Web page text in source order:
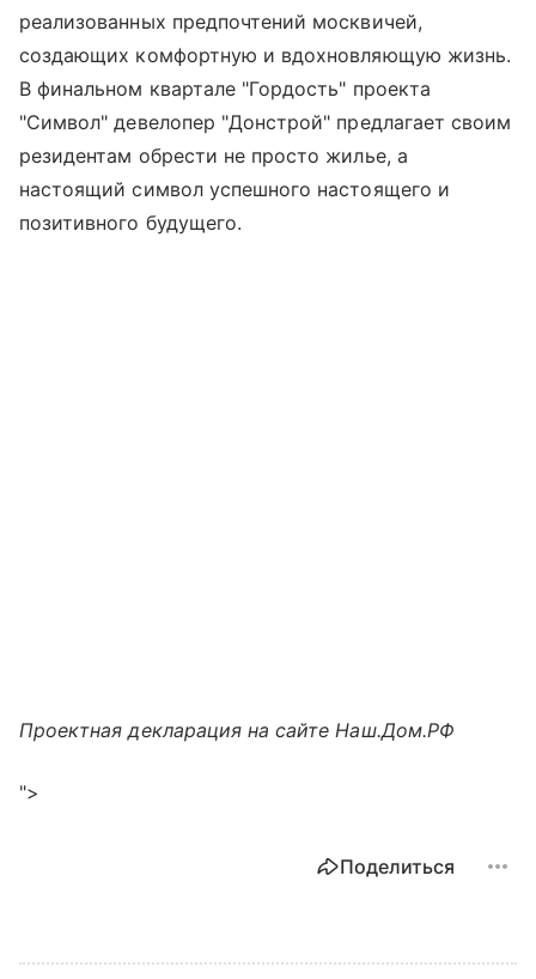
реализованных предпочтений москвичей,
создающих комфортную и вдохновляющую жизнь.
В финальном квартале "Гордость" проекта
"Символ" девелопер "Донстрой" предлагает своим
резидентам обрести не просто жилье, а
настоящий символ успешного настоящего и
позитивного будущего.
Проектная декларация на сайте Наш.Дом.РФ
">
Поделиться